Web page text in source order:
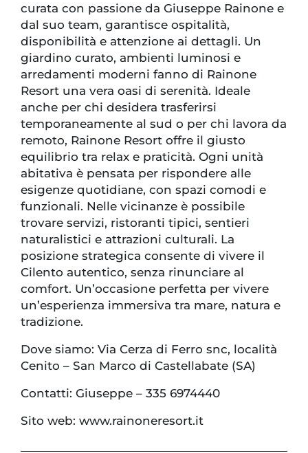
curata con passione da Giuseppe Rainone e
dal suo team, garantisce ospitalità,
disponibilità e attenzione ai dettagli. Un
giardino curato, ambienti luminosi e
arredamenti moderni fanno di Rainone
Resort una vera oasi di serenità. Ideale
anche per chi desidera trasferirsi
temporaneamente al sud o per chi lavora da
remoto, Rainone Resort offre il giusto
equilibrio tra relax e praticità. Ogni unità
abitativa è pensata per rispondere alle
esigenze quotidiane, con spazi comodi e
funzionali. Nelle vicinanze è possibile
trovare servizi, ristoranti tipici, sentieri
naturalistici e attrazioni culturali. La
posizione strategica consente di vivere il
Cilento autentico, senza rinunciare al
comfort. Un’occasione perfetta per vivere
un’esperienza immersiva tra mare, natura e
tradizione.
Dove siamo: Via Cerza di Ferro snc, località
Cenito – San Marco di Castellabate (SA)
Contatti: Giuseppe – 335 6974440
Sito web: www.rainoneresort.it